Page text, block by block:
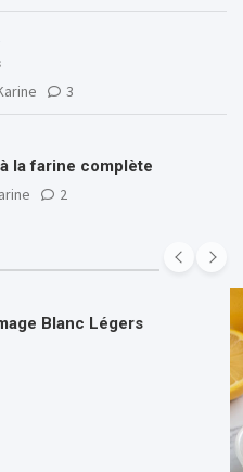
3
la farine complète
2
Blanc Légers